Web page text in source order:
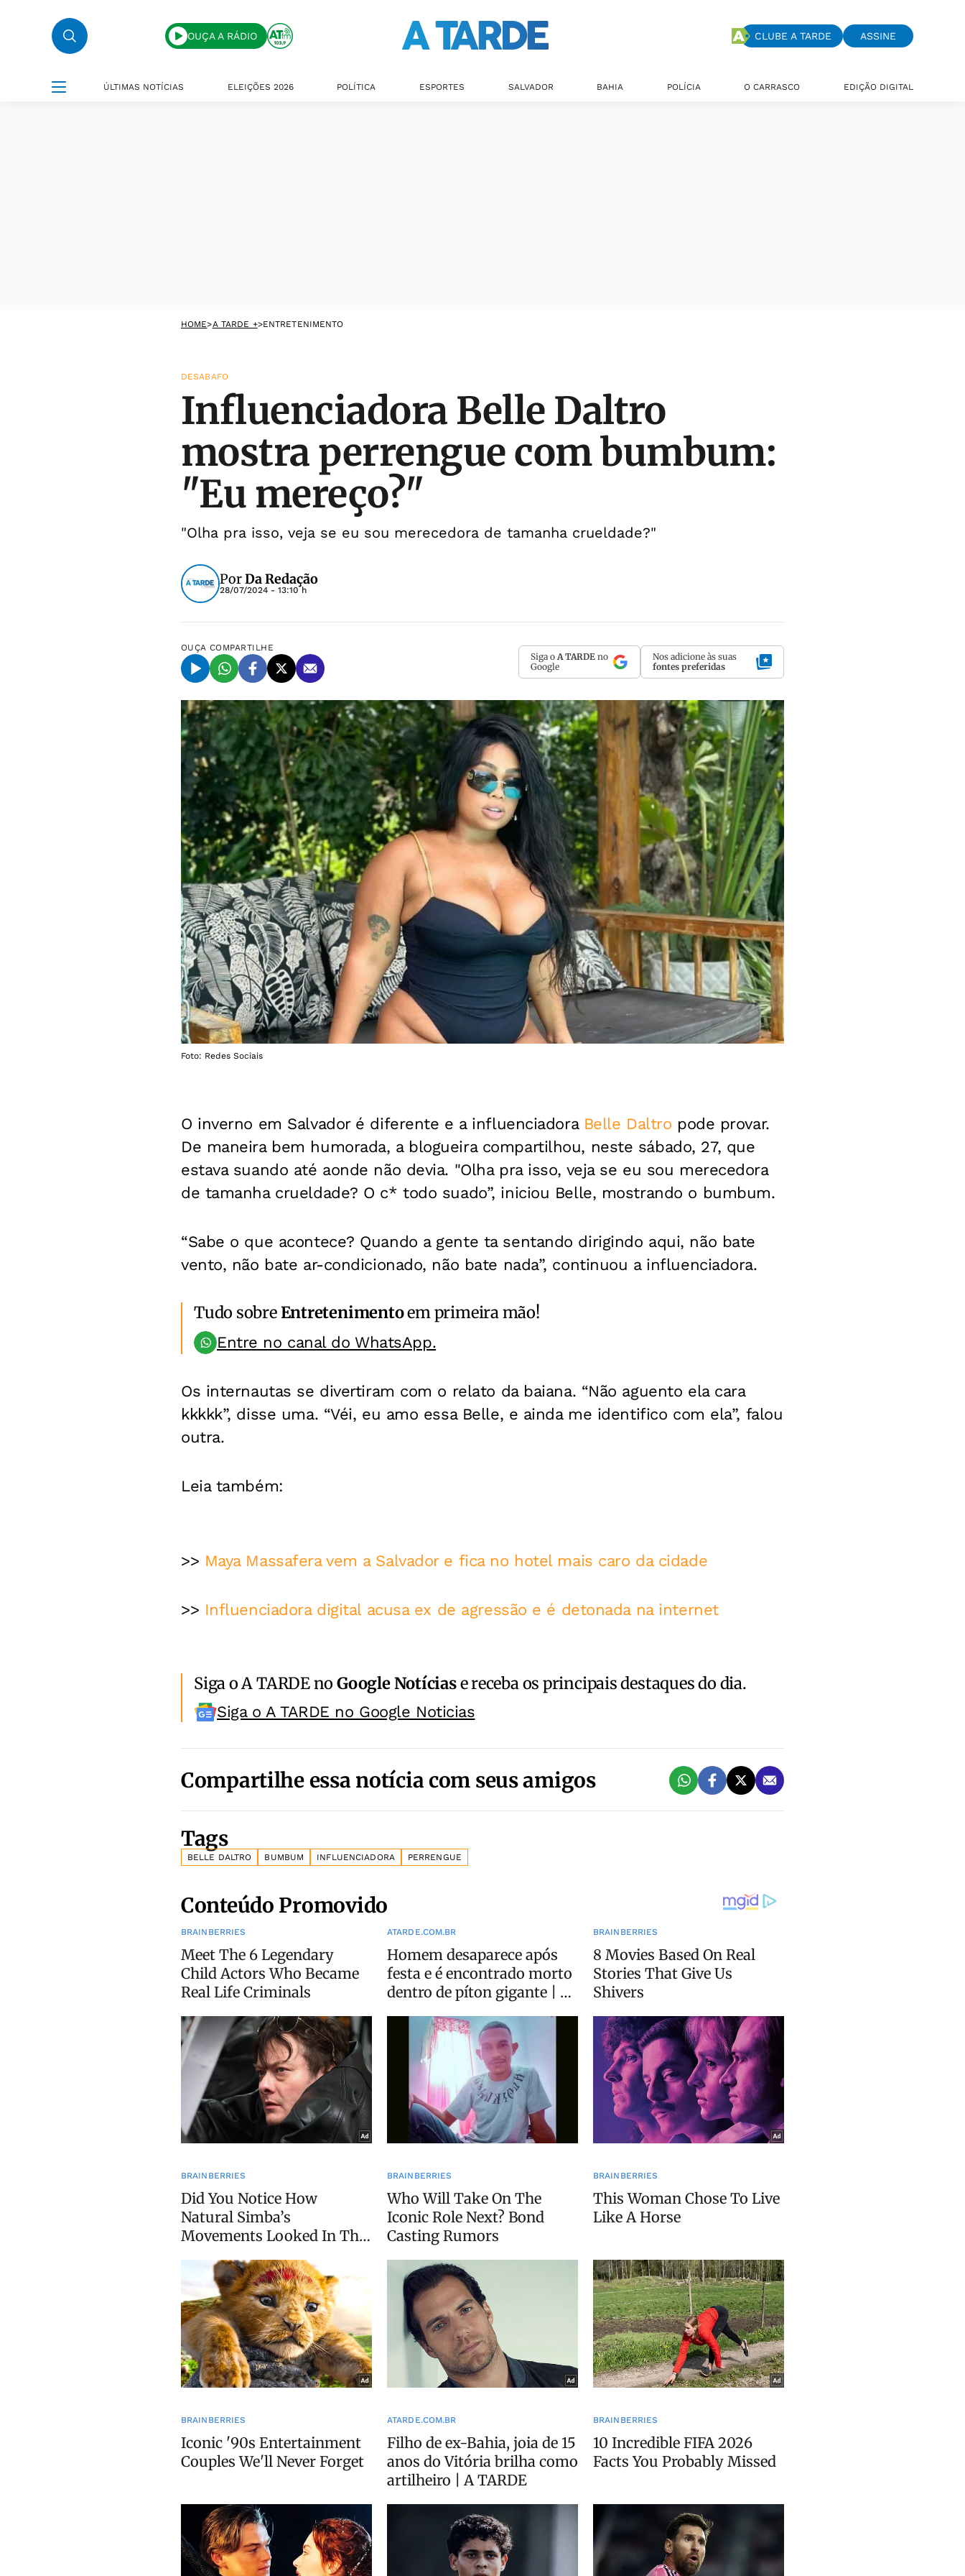
OUÇA A RÁDIO CLUBE A TARDE ASSINE
ÚLTIMAS NOTÍCIAS ELEIÇÕES 2026 POLÍTICA ESPORTES SALVADOR BAHIA POLÍCIA O CARRASCO EDIÇÃO DIGITAL
HOME>A TARDE +>ENTRETENIMENTO
DESABAFO
Influenciadora Belle Daltro
mostra perrengue com bumbum:
"Eu mereço?"
"Olha pra isso, veja se eu sou merecedora de tamanha crueldade?"
PorDa Redação
28/07/2024 - 13:10 h
OUÇA COMPARTILHE
Siga o A TARDE no
Google
Nos adicione às suas
fontes preferidas
Foto: Redes Sociais
O inverno em Salvador é diferente e a influenciadora Belle Daltro pode provar.
De maneira bem humorada, a blogueira compartilhou, neste sábado, 27, que
estava suando até aonde não devia. "Olha pra isso, veja se eu sou merecedora
de tamanha crueldade? O c* todo suado”, iniciou Belle, mostrando o bumbum.
“Sabe o que acontece? Quando a gente ta sentando dirigindo aqui, não bate
vento, não bate ar-condicionado, não bate nada”, continuou a influenciadora.
Tudo sobreEntretenimentoem primeira mão!
Entre no canal do WhatsApp.
Os internautas se divertiram com o relato da baiana. “Não aguento ela cara
kkkkk”, disse uma. “Véi, eu amo essa Belle, e ainda me identifico com ela”, falou
outra.
Leia também:
>> Maya Massafera vem a Salvador e fica no hotel mais caro da cidade
>> Influenciadora digital acusa ex de agressão e é detonada na internet
Siga o A TARDE noGoogle Notíciase receba os principais destaques do dia.
Siga o A TARDE no Google Noticias
Compartilhe essa notícia com seus amigos
Tags
BELLE DALTRO BUMBUM INFLUENCIADORA PERRENGUE